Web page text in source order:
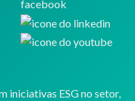
iniciativas ESG no setor,